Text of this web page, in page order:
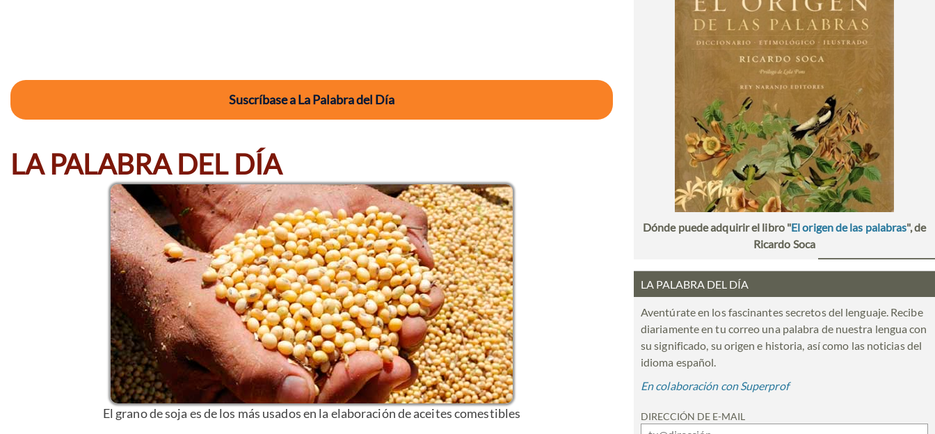
Suscríbase a La Palabra del Día
LA PALABRA DEL DÍA
El grano de soja es de los más usados en la elaboración de aceites comestibles
Dónde puede adquirir el libro "El origen de las palabras", de
Ricardo Soca
LA PALABRA DEL DÍA
Aventúrate en los fascinantes secretos del lenguaje. Recibe
diariamente en tu correo una palabra de nuestra lengua con
su significado, su origen e historia, así como las noticias del
idioma español.
En colaboración con Superprof
DIRECCIÓN DE E-MAIL